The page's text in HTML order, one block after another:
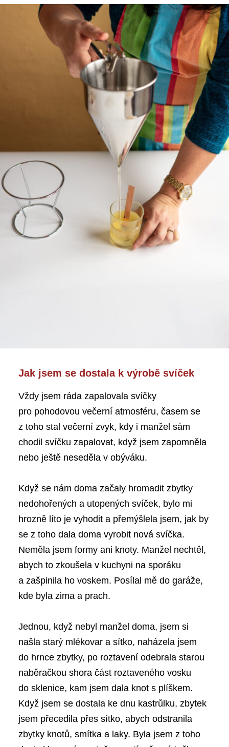
Jak jsem se dostala k výrobě svíček
Vždy jsem ráda zapalovala svíčky
pro pohodovou večerní atmosféru, časem se
z toho stal večerní zvyk, kdy i manžel sám
chodil svíčku zapalovat, když jsem zapomněla
nebo ještě neseděla v obýváku.
Když se nám doma začaly hromadit zbytky
nedohořených a utopených svíček, bylo mi
hrozně líto je vyhodit a přemýšlela jsem, jak by
se z toho dala doma vyrobit nová svíčka.
Neměla jsem formy ani knoty. Manžel nechtěl,
abych to zkoušela v kuchyni na sporáku
a zašpinila ho voskem. Posílal mě do garáže,
kde byla zima a prach.
Jednou, když nebyl manžel doma, jsem si
našla starý mlékovar a sítko, naházela jsem
do hrnce zbytky, po roztavení odebrala starou
naběračkou shora část roztaveného vosku
do sklenice, kam jsem dala knot s plíškem.
Když jsem se dostala ke dnu kastrůlku, zbytek
jsem přecedila přes sítko, abych odstranila
zbytky knotů, smítka a laky. Byla jsem z toho